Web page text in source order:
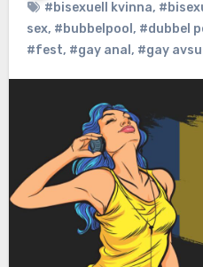
#bisexuell kvinna,
sex, #bubbelpool , #dubbel
#fest, #gay anal , #gay